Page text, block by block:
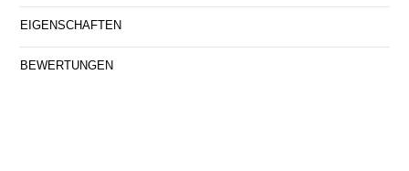
EIGENSCHAFTEN
BEWERTUNGEN